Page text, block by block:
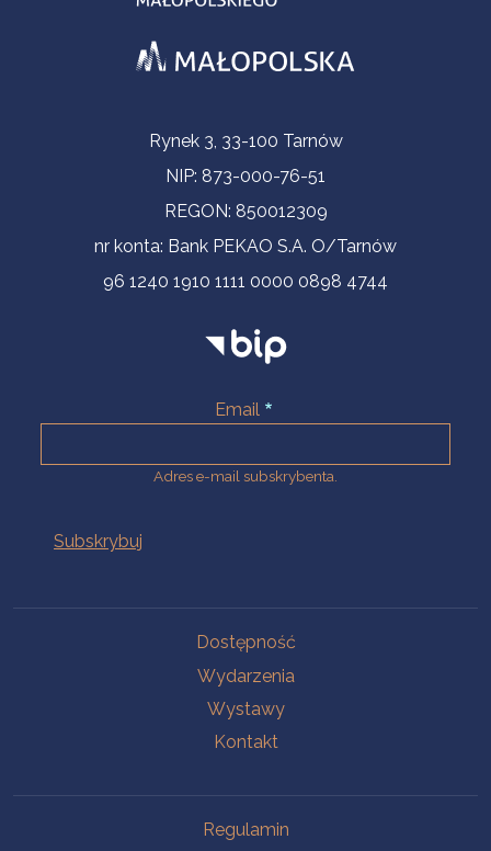
Informacje kontaktoweRynek 3, 33-100 Tarnów
NIP: 873-000-76-51
REGON: 850012309
nr konta: Bank PEKAO S.A. O/Tarnów
96 1240 1910 1111 0000 0898 4744
Email
Adres e-mail subskrybenta.
Dostępność
Wydarzenia
Wystawy
Kontakt
Regulamin